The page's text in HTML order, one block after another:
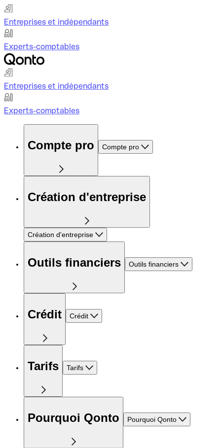
Entreprises et indépendants
Experts-comptables
Entreprises et indépendants
Experts-comptables
Compte pro Compte pro
Création d'entreprise
Création d'entreprise
Outils financiers Outils financiers
Crédit Crédit
Tarifs Tarifs
Pourquoi Qonto Pourquoi Qonto